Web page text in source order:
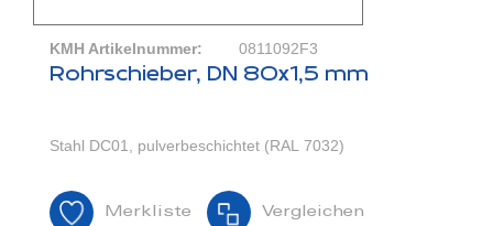
KMH Artikelnummer: 0811092F3
Rohrschieber, DN 80x1,5 mm
Stahl DC01, pulverbeschichtet (RAL 7032)
Merkliste Vergleichen